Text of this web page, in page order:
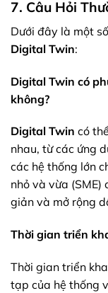
7. Câu Hỏi
Dưới đây là một
Digital Twin:
Digital Twin có
không?
Digital Twin có
nhau, từ các ứng
các hệ thống lớn
nhỏ và vừa
giản và mở rộng
Thời gian triển
Thời gian triển
tạp của hệ thống